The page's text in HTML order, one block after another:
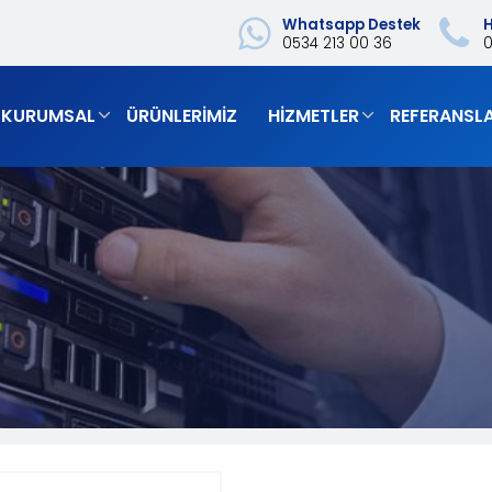
Whatsapp Destek
0534 213 00 36
KURUMSAL ÜRÜNLERIMIZ HIZMETLER